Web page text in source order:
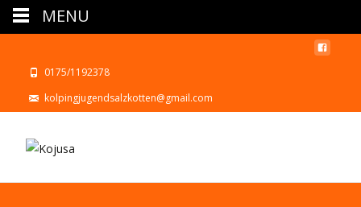
0175/1192378
kolpingjugendsalzkotten@gmail.com
MENU